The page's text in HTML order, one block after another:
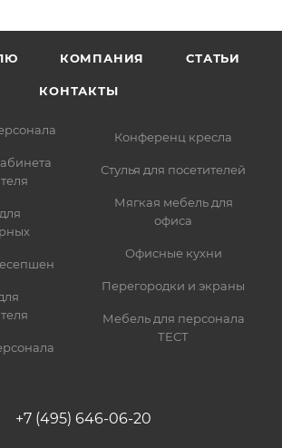
КОМПАНИЯ СТАТЬИ
КОНТАКТЫ
Конференц кресла
Стулья для посетителей
Мягкая мебель для
офиса
Офисные кухни
Перегородки и экраны
Мебель для персонала
ТЕСТ
+7 (495) 646-06-20